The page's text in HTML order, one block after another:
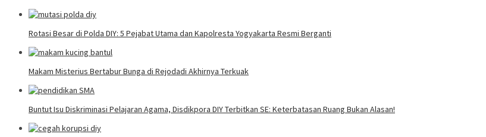
Rotasi Besar di Polda DIY: 5 Pejabat Utama dan Kapolresta Yogyakarta Resmi Berganti
Makam Misterius Bertabur Bunga di Rejodadi Akhirnya Terkuak
Buntut Isu Diskriminasi Pelajaran Agama, Disdikpora DIY Terbitkan SE: Keterbatasan Ruang Bukan Alasan!